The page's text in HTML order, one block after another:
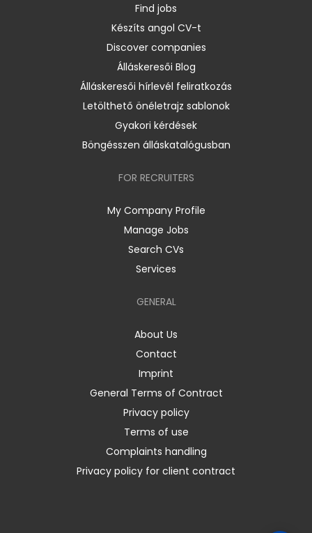
Find jobs
Készíts angol CV-t
Discover companies
Álláskeresői Blog
Álláskeresői hírlevél feliratkozás
Letölthető önéletrajz sablonok
Gyakori kérdések
Böngésszen álláskatalógusban
FOR RECRUITERS
My Company Profile
Manage Jobs
Search CVs
Services
GENERAL
About Us
Contact
Imprint
General Terms of Contract
Privacy policy
Terms of use
Complaints handling
Privacy policy for client contract